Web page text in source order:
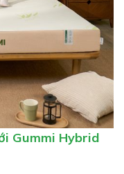
G
I
Ả
G
I
Á
Gummi Hybrid